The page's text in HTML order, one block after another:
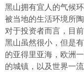
黑山拥有宜人的气候
被当地的生活环境所
对于投资者而言，目
黑山虽然很小，但是
的亚得里亚海，欧洲
的城镇，以及世界一流